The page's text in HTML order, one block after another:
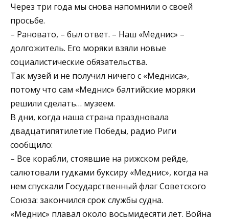
Через три года мы снова напомнили о своей
просьбе.
– Рановато, – был ответ. – Наш «Меднис» –
долгожитель. Его моряки взяли новые
социалистические обязательства.
Так музей и не получил ничего с «Медниса»,
потому что сам «Меднис» балтийские моряки
решили сделать… музеем.
В дни, когда наша страна праздновала
двадцатипятилетие Победы, радио Риги
сообщило:
– Все корабли, стоявшие на рижском рейде,
салютовали гудками буксиру «Меднис», когда на
нем спускали Государственный флаг Советского
Союза: закончился срок службы судна.
«Меднис» плавал около восьмидесяти лет. Война